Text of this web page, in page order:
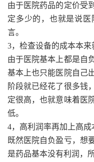
由于医院药品的定价受
定多少的，也就是说
言。
3，检查设备的成本本来
由于医院基本上都是自
基本上也只能医院自己
阶段就已经花了很多钱
定很高，也就意味着医
低。
4，高利润率再加上高成
既然医院自负盈亏，想
是药品基本没有利润，